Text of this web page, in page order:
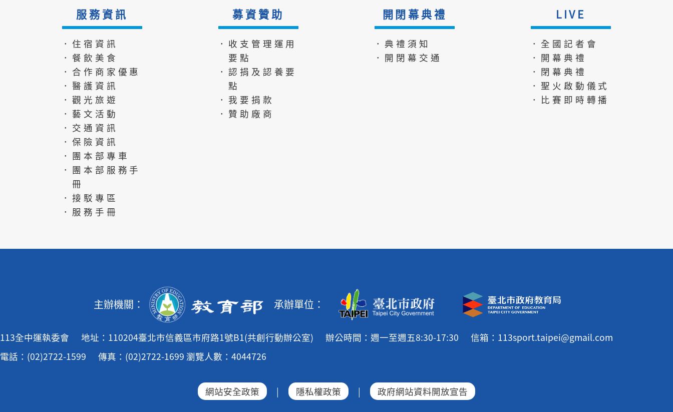
服務資訊
．住宿資訊
．餐飲美食
．合作商家優惠
．醫護資訊
．觀光旅遊
．藝文活動
．交通資訊
．保險資訊
．團本部專車
．團本部服務手
冊
．接駁專區
．服務手冊
募資贊助
．收支管理運用
要點
．認捐及認養要
點
．我要捐款
．贊助廠商
開閉幕典禮
．典禮須知
．開閉幕交通
LIVE
．全國記者會
．開幕典禮
．閉幕典禮
．聖火啟動儀式
．比賽即時轉播
主辦機關： 承辦單位：
113全中運執委會 地址：110204臺北市信義區市府路1號B1(共創行動辦公室) 辦公時間：週一至週五8:30-17:30
信箱：113sport.taipei@gmail.com
電話：(02)2722-1599
傳真：(02)2722-1699 瀏覽人數：4044726
網站安全政策 | 隱私權政策 | 政府網站資料開放宣告